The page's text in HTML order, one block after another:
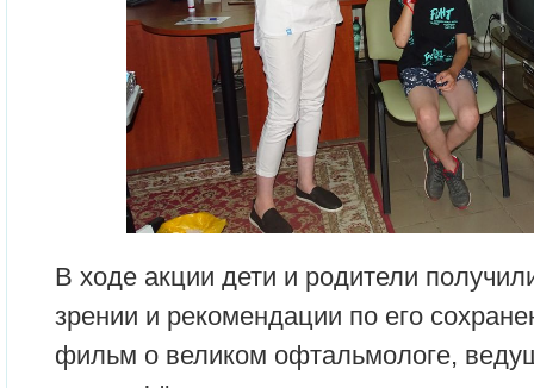
В ходе акции дети и родители
зрении и рекомендации по его
фильм о великом офтальмологе,